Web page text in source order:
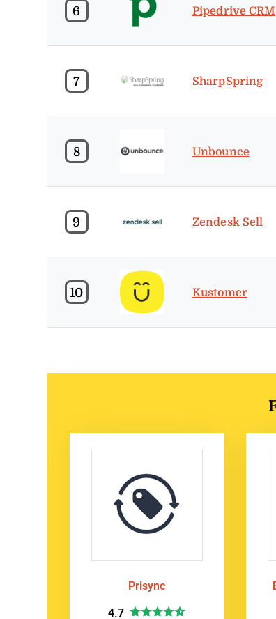
6 Pipedrive CRM
7 SharpSpring
8 Unbounce
9 Zendesk Sell
10 Kustomer
Prisync
4.7